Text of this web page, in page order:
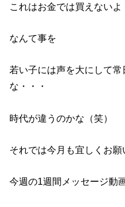
これはお金では買えないよ
なんて事を
若い子には声を大にして
な・・・
時代が違うのかな（笑）
それでは今月も宜しくお願
今週の1週間メッセージ動